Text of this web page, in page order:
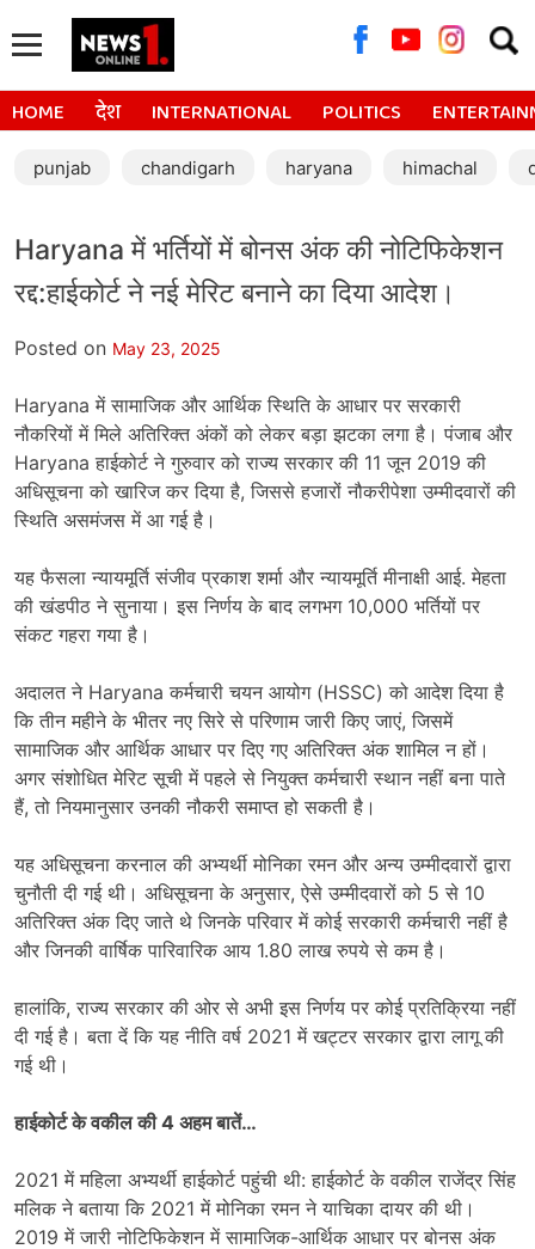
for:
HOME देश INTERNATIONAL POLITICS
punjab chandigarh haryana himachal
Haryana में भर्तियों में बोनस अंक की नोटिफिकेशन
रद्द:हाईकोर्ट ने नई मेरिट बनाने का दिया आदेश।
Posted on May 23, 2025
Haryana में सामाजिक और आर्थिक स्थिति के आधार पर सरकारी
नौकरियों में मिले अतिरिक्त अंकों को लेकर बड़ा झटका लगा है। पंजाब और
Haryana हाईकोर्ट ने गुरुवार को राज्य सरकार की 11 जून 2019 की
अधिसूचना को खारिज कर दिया है, जिससे हजारों नौकरीपेशा उम्मीदवारों की
स्थिति असमंजस में आ गई है।
यह फैसला न्यायमूर्ति संजीव प्रकाश शर्मा और न्यायमूर्ति मीनाक्षी आई. मेहता
की खंडपीठ ने सुनाया। इस निर्णय के बाद लगभग 10,000 भर्तियों पर
संकट गहरा गया है।
अदालत ने Haryana कर्मचारी चयन आयोग (HSSC) को आदेश दिया है
कि तीन महीने के भीतर नए सिरे से परिणाम जारी किए जाएं, जिसमें
सामाजिक और आर्थिक आधार पर दिए गए अतिरिक्त अंक शामिल न हों।
अगर संशोधित मेरिट सूची में पहले से नियुक्त कर्मचारी स्थान नहीं बना पाते
हैं, तो नियमानुसार उनकी नौकरी समाप्त हो सकती है।
यह अधिसूचना करनाल की अभ्यर्थी मोनिका रमन और अन्य उम्मीदवारों द्वारा
चुनौती दी गई थी। अधिसूचना के अनुसार, ऐसे उम्मीदवारों को 5 से 10
अतिरिक्त अंक दिए जाते थे जिनके परिवार में कोई सरकारी कर्मचारी नहीं है
और जिनकी वार्षिक पारिवारिक आय 1.80 लाख रुपये से कम है।
हालांकि, राज्य सरकार की ओर से अभी इस निर्णय पर कोई प्रतिक्रिया नहीं
दी गई है। बता दें कि यह नीति वर्ष 2021 में खट्टर सरकार द्वारा लागू की
गई थी।
हाईकोर्ट के वकील की 4 अहम बातें…
2021 में महिला अभ्यर्थी हाईकोर्ट पहुंची थी: हाईकोर्ट के वकील राजेंद्र सिंह
मलिक ने बताया कि 2021 में मोनिका रमन ने याचिका दायर की थी।
2019 में जारी नोटिफिकेशन में सामाजिक-आर्थिक आधार पर बोनस अंक